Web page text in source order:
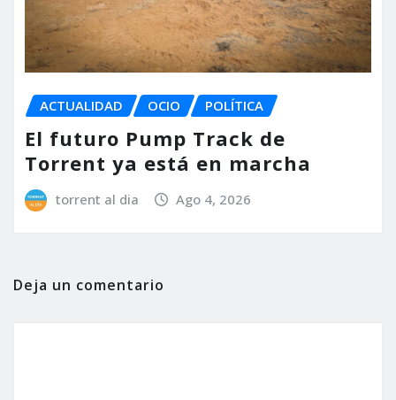
ACTUALIDAD OCIO POLÍTICA
El futuro Pump Track de
Torrent ya está en marcha
torrent al dia Ago 4, 2026
Deja un comentario